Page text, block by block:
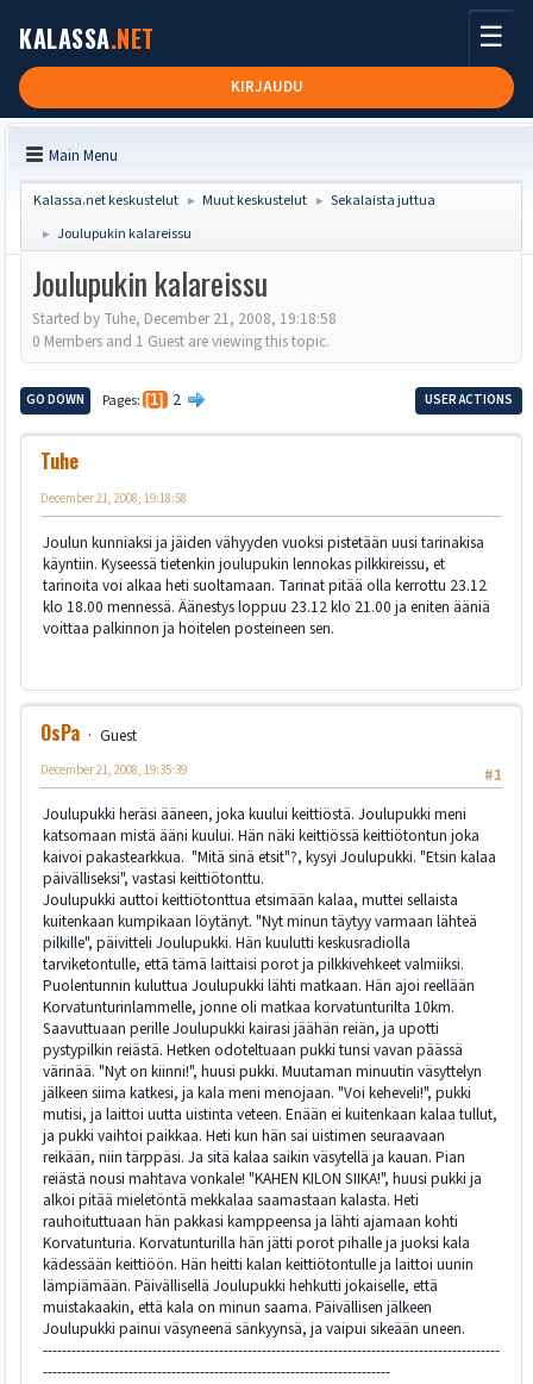
KALASSA.NET
KIRJAUDU
☰
Main Menu
Kalassa.net keskustelut ► Muut keskustelut ► Sekalaista juttua
► Joulupukin kalareissu
Joulupukin kalareissu
Started by Tuhe, December 21, 2008, 19:18:58
0 Members and 1 Guest are viewing this topic.
GO DOWN Pages 1 2 USER ACTIONS
Tuhe
December 21, 2008, 19:18:58
Joulun kunniaksi ja jäiden vähyyden vuoksi pistetään uusi tarinakisa
käyntiin. Kyseessä tietenkin joulupukin lennokas pilkkireissu, et
tarinoita voi alkaa heti suoltamaan. Tarinat pitää olla kerrottu 23.12
klo 18.00 mennessä. Äänestys loppuu 23.12 klo 21.00 ja eniten ääniä
voittaa palkinnon ja hoitelen posteineen sen.
OsPa
Guest
#1
December 21, 2008, 19:35:39
Joulupukki heräsi ääneen, joka kuului keittiöstä. Joulupukki meni
katsomaan mistä ääni kuului. Hän näki keittiössä keittiötontun joka
kaivoi pakastearkkua. "Mitä sinä etsit"?, kysyi Joulupukki. "Etsin kalaa
päivälliseksi", vastasi keittiötonttu.
Joulupukki auttoi keittiötonttua etsimään kalaa, muttei sellaista
kuitenkaan kumpikaan löytänyt. "Nyt minun täytyy varmaan lähteä
pilkille", päivitteli Joulupukki. Hän kuulutti keskusradiolla
tarviketontulle, että tämä laittaisi porot ja pilkkivehkeet valmiiksi.
Puolentunnin kuluttua Joulupukki lähti matkaan. Hän ajoi reellään
Korvatunturinlammelle, jonne oli matkaa korvatunturilta 10km.
Saavuttuaan perille Joulupukki kairasi jäähän reiän, ja upotti
pystypilkin reiästä. Hetken odoteltuaan pukki tunsi vavan päässä
värinää. "Nyt on kiinni!", huusi pukki. Muutaman minuutin väsyttelyn
jälkeen siima katkesi, ja kala meni menojaan. "Voi keheveli!", pukki
mutisi, ja laittoi uutta uistinta veteen. Enään ei kuitenkaan kalaa tullut,
ja pukki vaihtoi paikkaa. Heti kun hän sai uistimen seuraavaan
reikään, niin tärppäsi. Ja sitä kalaa saikin väsytellä ja kauan. Pian
reiästä nousi mahtava vonkale! "KAHEN KILON SIIKA!", huusi pukki ja
alkoi pitää mieletöntä mekkalaa saamastaan kalasta. Heti
rauhoituttuaan hän pakkasi kamppeensa ja lähti ajamaan kohti
Korvatunturia. Korvatunturilla hän jätti porot pihalle ja juoksi kala
kädessään keittiöön. Hän heitti kalan keittiötontulle ja laittoi uunin
lämpiämään. Päivällisellä Joulupukki hehkutti jokaiselle, että
muistakaakin, että kala on minun saama. Päivällisen jälkeen
Joulupukki painui väsyneenä sänkyynsä, ja vaipui sikeään uneen.
------------------------------------------------------------------------------------------------
-------------------------------------------------------------------------